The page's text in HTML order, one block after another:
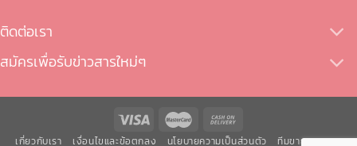
ติดต่อเรา
สมัครเพื่อรับข่าวสารใหม่ๆ
เกี่ยวกับเรา เงื่อนไขและข้อตกลง นโยบายความเป็นส่วนตัว ทีมขายของเรา